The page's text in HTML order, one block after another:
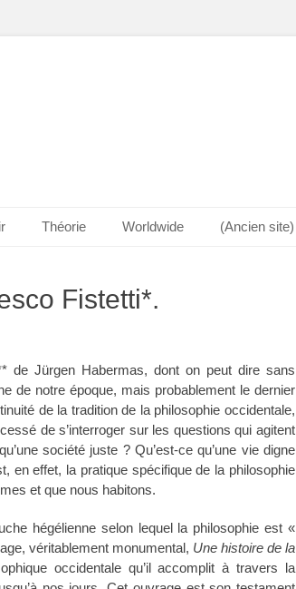
Théorie Worldwide (Ancien site)
Fistetti*.
de Jürgen Habermas, dont on peut dire sans
de notre époque, mais probablement le dernier
de la tradition de la philosophie occidentale,
de s’interroger sur les questions qui agitent
société juste ? Qu’est-ce qu’une vie digne
en effet, la pratique spécifique de la philosophie
et que nous habitons.
hégélienne selon lequel la philosophie est «
véritablement monumental, Une histoire de la
occidentale qu’il accomplit à travers la